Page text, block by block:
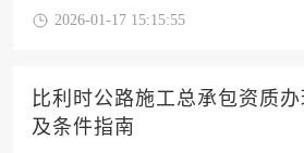
批程序的服务提供商。本文将系
施，为有意进入比利时基建市场
引。
2026-01-17 15:15:55
比利时公路施工总承包资质
及条件指南